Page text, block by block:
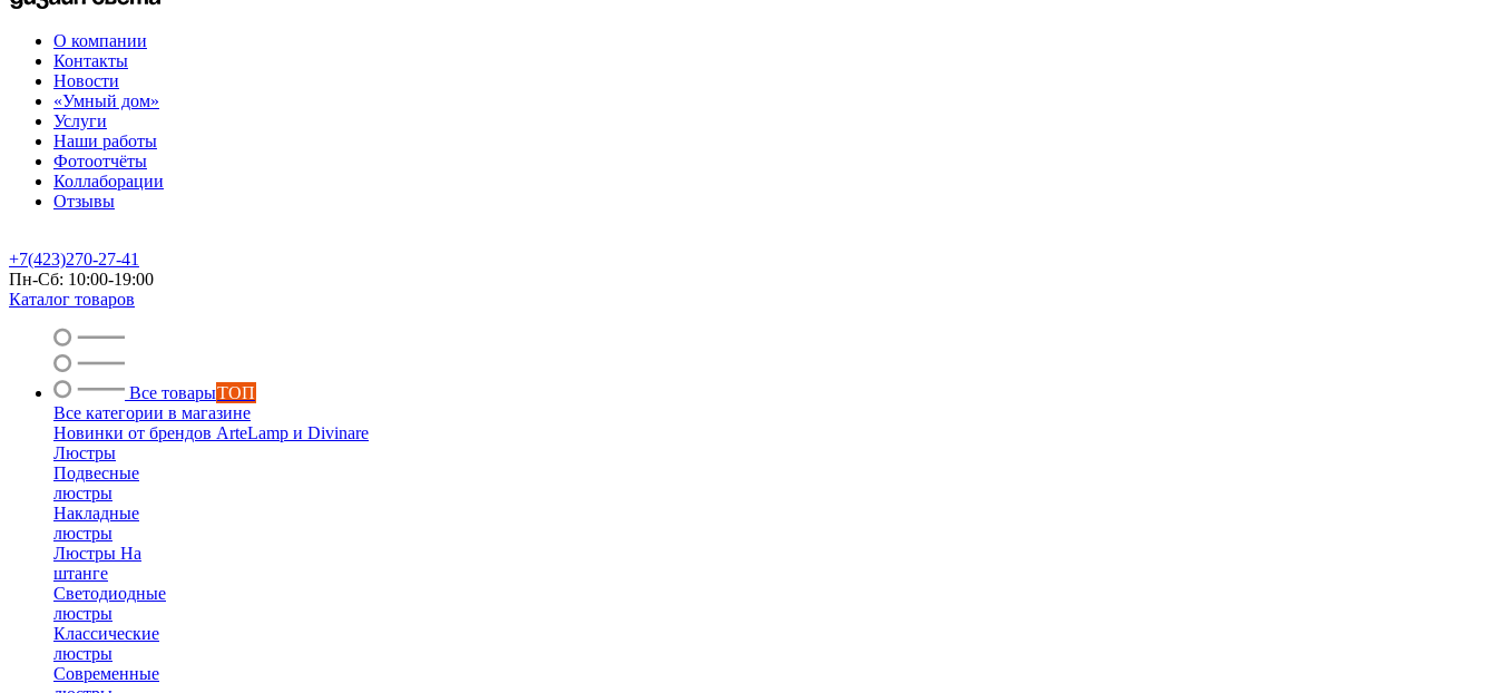
О компании
Контакты
Новости
«Умный дом»
Услуги
Наши работы
Фотоотчёты
Коллаборации
Отзывы
+7(423)270-27-41
Пн-Сб: 10:00-19:00
Каталог товаров
Все товарыТОП
Все категории в магазине
Новинки от брендов ArteLamp и Divinare
Люстры
Подвесные
люстры
Накладные
люстры
Люстры На
штанге
Светодиодные
люстры
Классические
люстры
Современные